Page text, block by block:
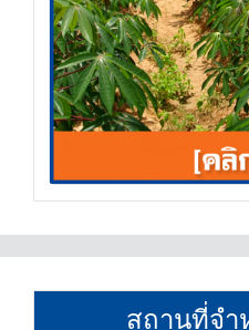
สถานที่จำ